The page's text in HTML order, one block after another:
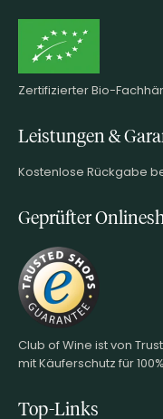
Zertifizierter Bio-
Leistungen &
Kostenlose Rückgabe
Geprüfter
Club of Wine ist von
mit Käuferschutz für
Top-Links